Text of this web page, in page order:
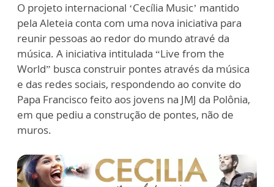
O projeto internacional ‘Cecília Music’ mantido
pela Aleteia conta com uma nova iniciativa para
reunir pessoas ao redor do mundo atravé da
música. A iniciativa intitulada “Live from the
World” busca construir pontes através da música
e das redes sociais, respondendo ao convite do
Papa Francisco feito aos jovens na JMJ da Polônia,
em que pediu a construção de pontes, não de
muros.